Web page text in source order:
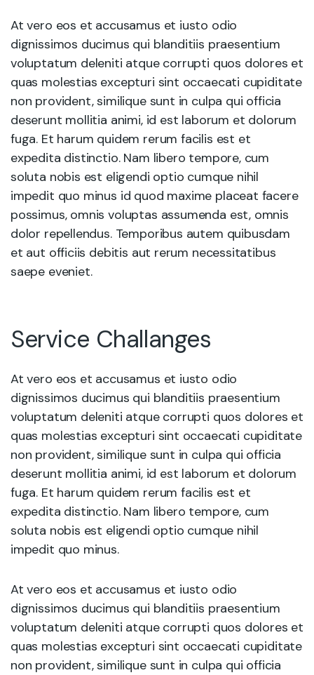
At vero eos et accusamus et iusto odio
dignissimos ducimus qui blanditiis praesentium
voluptatum deleniti atque corrupti quos dolores et
quas molestias excepturi sint occaecati cupiditate
non provident, similique sunt in culpa qui officia
deserunt mollitia animi, id est laborum et dolorum
fuga. Et harum quidem rerum facilis est et
expedita distinctio. Nam libero tempore, cum
soluta nobis est eligendi optio cumque nihil
impedit quo minus id quod maxime placeat facere
possimus, omnis voluptas assumenda est, omnis
dolor repellendus. Temporibus autem quibusdam
et aut officiis debitis aut rerum necessitatibus
saepe eveniet.
Service Challanges
At vero eos et accusamus et iusto odio
dignissimos ducimus qui blanditiis praesentium
voluptatum deleniti atque corrupti quos dolores et
quas molestias excepturi sint occaecati cupiditate
non provident, similique sunt in culpa qui officia
deserunt mollitia animi, id est laborum et dolorum
fuga. Et harum quidem rerum facilis est et
expedita distinctio. Nam libero tempore, cum
soluta nobis est eligendi optio cumque nihil
impedit quo minus.
At vero eos et accusamus et iusto odio
dignissimos ducimus qui blanditiis praesentium
voluptatum deleniti atque corrupti quos dolores et
quas molestias excepturi sint occaecati cupiditate
non provident, similique sunt in culpa qui officia